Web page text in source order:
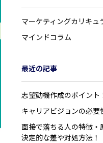
マーケティングカリキュ
マインドコラム
最近の記事
志望動機作成のポイント
キャリアビジョンの必要
面接で落ちる人の特徴
決定的な差や対処方法！